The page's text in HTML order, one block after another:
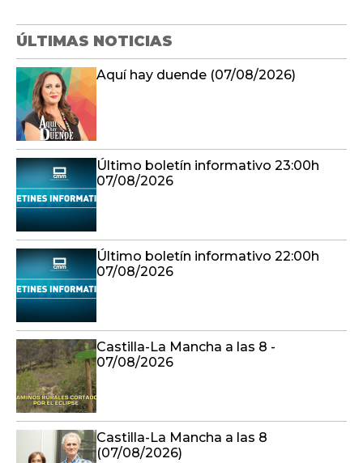
ÚLTIMAS NOTICIAS
Aquí hay duende (07/08/2026)
Último boletín informativo 23:00h
07/08/2026
Último boletín informativo 22:00h
07/08/2026
Castilla-La Mancha a las 8 -
07/08/2026
Castilla-La Mancha a las 8
(07/08/2026)